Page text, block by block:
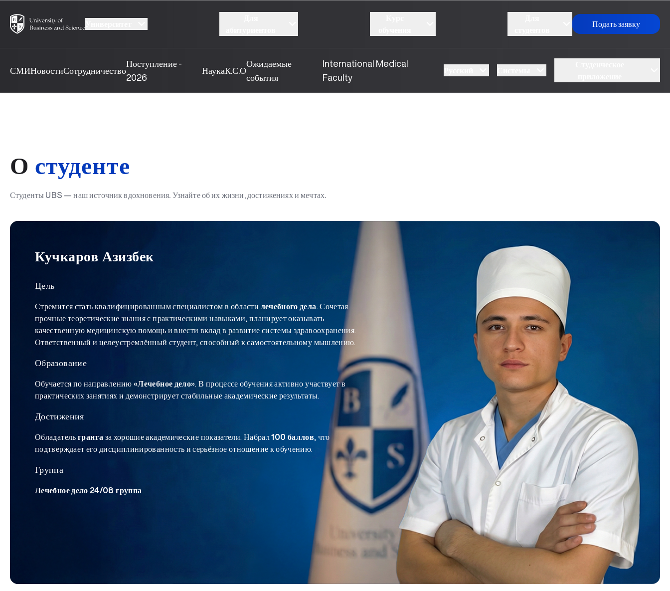
Подать заявку
СМИНовостиСотрудничество
Поступление -
2026
НаукаК.С.О
Ожидаемые
события
International Medical
Faculty
О студенте
Студенты UBS — наш источник вдохновения. Узнайте об их жизни, достижениях и мечтах.
Кучкаров Азизбек
Цель
Стремится стать квалифицированным специалистом в области лечебного дела . Сочетая
прочные теоретические знания с практическими навыками, планирует оказывать
качественную медицинскую помощь и внести вклад в развитие системы здравоохранения.
Ответственный и целеустремлённый студент, способный к самостоятельному мышлению.
Образование
Обучается по направлению «Лечебное дело» . В процессе обучения активно участвует в
практических занятиях и демонстрирует стабильные академические результаты.
Достижения
Обладатель гранта за хорошие академические показатели. Набрал100 баллов, что
подтверждает его дисциплинированность и серьёзное отношение к обучению.
Группа
Лечебное дело 24/08 группа